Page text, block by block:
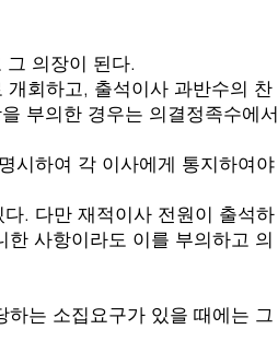
의장이 된다.
하고, 출석이사 과반수의 찬
한 경우는 의결정족수에서
여 각 이사에게 통지하여야
만 재적이사 전원이 출석하
항이라도 이를 부의하고 의
는 소집요구가 있을 때에는 그